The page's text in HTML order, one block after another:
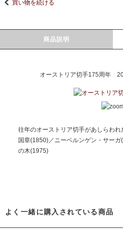
買い物を続ける
商品説明
オーストリア切手175周年
往年のオーストリア切手があしらわれ
国章(1850)／ニーベルンゲン・サー
の木(1975)
よく一緒に購入されている商品